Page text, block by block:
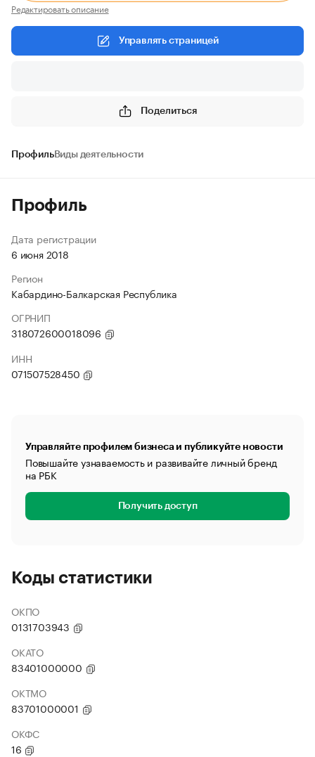
Редактировать описание
Управлять страницей
Поделиться
ПрофильВиды деятельности
Профиль
Дата регистрации
6 июня 2018
Регион
Кабардино-Балкарская Республика
ОГРНИП
318072600018096
ИНН
071507528450
Управляйте профилем бизнеса и публикуйте новости
Повышайте узнаваемость и развивайте личный бренд
на РБК
Получить доступ
Коды статистики
ОКПО
0131703943
ОКАТО
83401000000
ОКТМО
83701000001
ОКФС
16